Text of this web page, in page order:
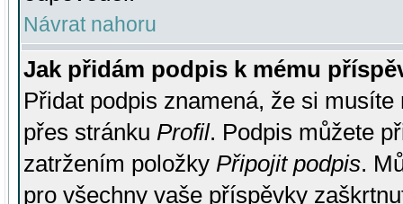
Návrat nahoru
Jak přidám podpis k mému
Přidat podpis znamená, že si
přes stránku Profil. Podpis můžete
zatržením položky Připojit podpis.
pro všechny vaše příspěvky